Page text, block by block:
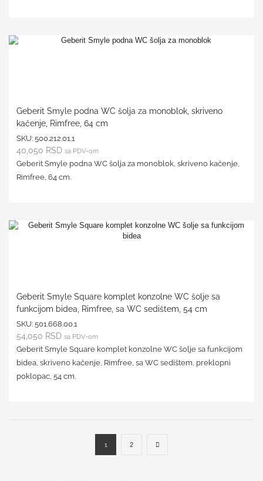
Geberit Smyle podna WC šolja za monoblok, skriveno
kačenje, Rimfree, 64 cm
SKU: 500.212.01.1
40,050 RSD sa PDV-om
Geberit Smyle podna WC šolja za monoblok, skriveno kačenje,
Rimfree, 64 cm.
Geberit Smyle Square komplet konzolne WC šolje sa
funkcijom bidea, Rimfree, sa WC sedištem, 54 cm
SKU: 501.668.00.1
54,050 RSD sa PDV-om
Geberit Smyle Square komplet konzolne WC šolje sa funkcijom
bidea, skriveno kačenje, Rimfree, sa WC sedištem, preklopni
poklopac, 54 cm.
1 2